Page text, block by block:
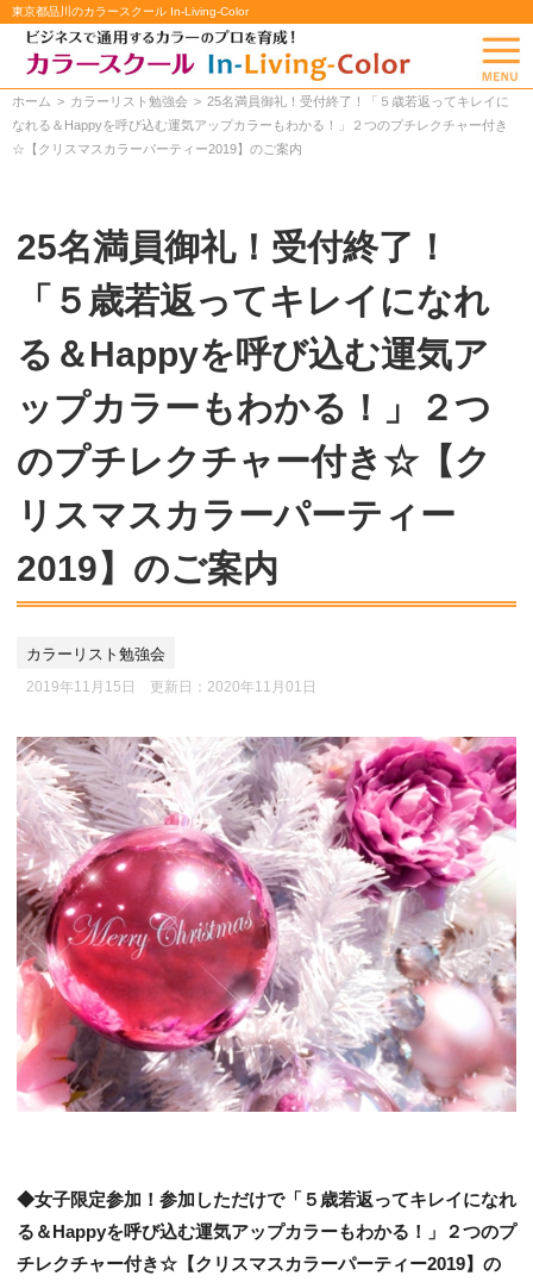
東京都品川のカラースクール In-Living-Color
ホーム カラーリスト勉強会
25名満員御礼！受付終了！「５歳若返ってキレイに
なれる＆Happyを呼び込む運気アップカラーもわかる！」２つのプチレクチャー付き
☆【クリスマスカラーパーティー2019】のご案内
25名満員御礼！受付終了！
「５歳若返ってキレイになれ
る＆Happyを呼び込む運気ア
ップカラーもわかる！」２つ
のプチレクチャー付き☆【ク
リスマスカラーパーティー
2019】のご案内
カラーリスト勉強会
2019年11月15日 更新日： 2020年11月01日
◆女子限定参加！参加しただけで「５歳若返ってキレイになれ
る＆Happyを呼び込む運気アップカラーもわかる！」２つのプ
チレクチャー付き☆【クリスマスカラーパーティー2019】の